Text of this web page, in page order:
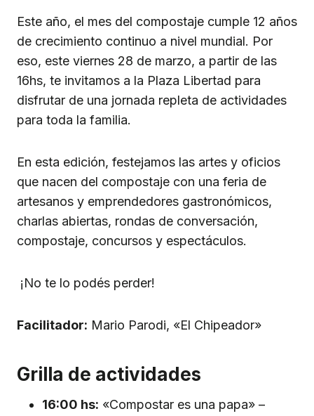
Este año, el mes del compostaje cumple 12 años
de crecimiento continuo a nivel mundial. Por
eso, este viernes 28 de marzo, a partir de las
16hs, te invitamos a la Plaza Libertad para
disfrutar de una jornada repleta de actividades
para toda la familia.
En esta edición, festejamos las artes y oficios
que nacen del compostaje con una feria de
artesanos y emprendedores gastronómicos,
charlas abiertas, rondas de conversación,
compostaje, concursos y espectáculos.
¡No te lo podés perder!
Facilitador: Mario Parodi, «El Chipeador»
Grilla de actividades
16:00 hs: «Compostar es una papa» –